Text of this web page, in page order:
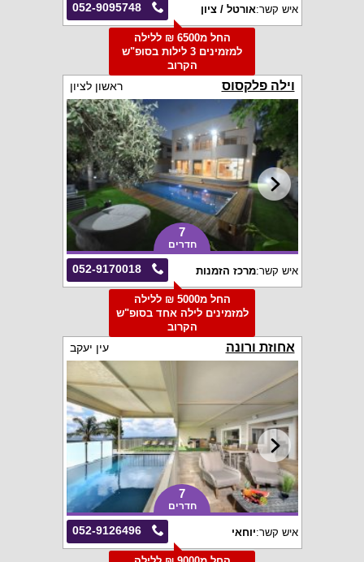
052-9095748 איש קשר:אורטל / ציון
החל מ6500 ₪ ללילה
למזמינים 3 לילות בסופ"ש
הקרוב
וילה פלקסוס ראשון לציון
7
חדרים
052-9170018 איש קשר:מרכז הזמנות
החל מ5000 ₪ ללילה
למזמינים לילה אחד בסופ"ש
הקרוב
אחוזת ורונה עין יעקב
7
חדרים
052-9126496 איש קשר:יוחאי